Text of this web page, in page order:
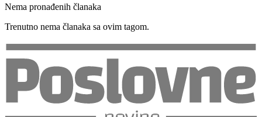
Nema pronađenih članaka
Trenutno nema članaka sa ovim tagom.